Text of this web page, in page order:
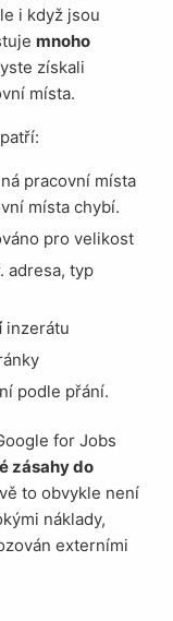
i když jsou
mnoho
získali
místa.
pracovní místa
místa chybí.
pro velikost
adresa, typ
inzerátu
podle přání.
zásahy do
to obvykle není
náklady,
externími